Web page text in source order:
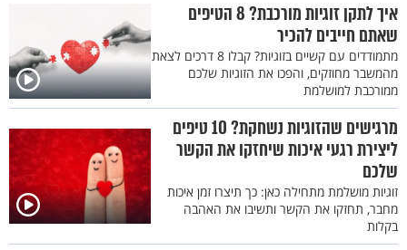
איך לתקן זוגיות מורכבת? 8 הטיפים
שאתם חייבים להכיר
מתמודדים עם קשיים בזוגיות? קבלו 8 דרכים לצאת
מהמשבר מחוזקים, והפכו את הזוגיות שלכם
ממורכבת למושלמת
מרגישים שהזוגיות נשחקת? 10 טיפים
ליצירת רגעי איכות שיחזקו את הקשר
שלכם
זוגיות מושלמת מתחילה כאן: כך תיצרו זמן איכות
מחבר, תחזקו את הקשר ותשיבו את האהבה
בקלות